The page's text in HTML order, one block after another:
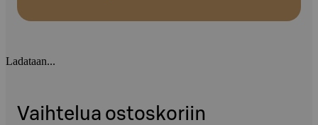
Ladataan...
Vaihtelua ostoskoriin